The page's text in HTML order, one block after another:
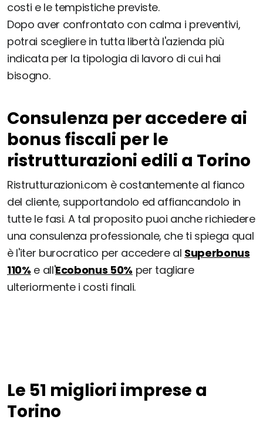
costi e le tempistiche previste.
Dopo aver confrontato con calma i preventivi,
potrai scegliere in tutta libertà l'azienda più
indicata per la tipologia di lavoro di cui hai
bisogno.
Consulenza per accedere ai
bonus fiscali per le
ristrutturazioni edili a Torino
Ristrutturazioni.com è costantemente al fianco
del cliente, supportandolo ed affiancandolo in
tutte le fasi. A tal proposito puoi anche richiedere
una consulenza professionale, che ti spiega qual
è l'iter burocratico per accedere al Superbonus
110% e all'Ecobonus 50% per tagliare
ulteriormente i costi finali.
Le 51 migliori imprese a
Torino